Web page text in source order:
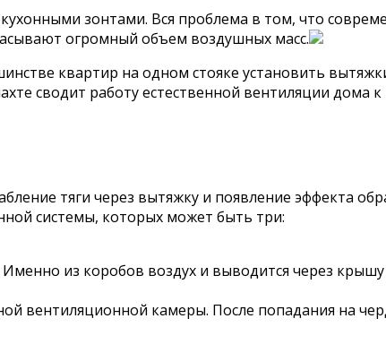
зонтами. Вся проблема в том, что
огромный объем воздушных масс.
квартир на одном стояке установить
сводит работу естественной вентиляции дома
тяги через вытяжку и появление эффекта
системы, которых может быть три:
из коробов воздух и выводится через
вентиляционной камеры. После попадания на